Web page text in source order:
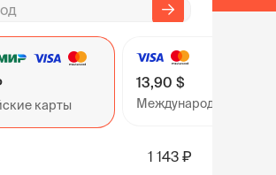
карты
13,90 $
Международные карты
1 143 ₽